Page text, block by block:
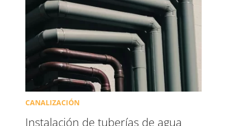
CANALIZACIÓN
Instalación de tuberías de agua